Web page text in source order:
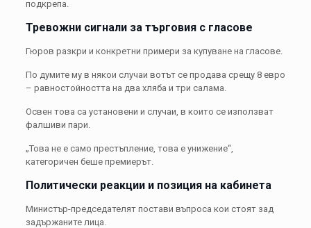
подкрепа.
Тревожни сигнали за търговия с гласове
Гюров разкри и конкретни примери за купуване на гласове.
По думите му в някои случаи вотът се продава срещу 8 евро
– равностойността на два хляба и три салама.
Освен това са установени и случаи, в които се използват
фалшиви пари.
„Това не е само престъпление, това е унижение“,
категоричен беше премиерът.
Политически реакции и позиция на кабинета
Министър-председателят постави въпроса кои стоят зад
задържаните лица.